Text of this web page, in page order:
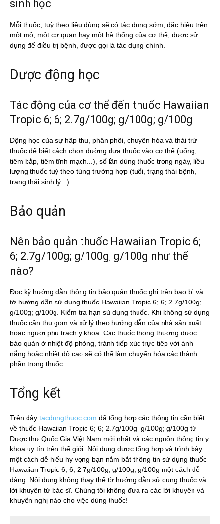
sinh học
Mỗi thuốc, tuỳ theo liều dùng sẽ có tác dụng sớm, đặc hiệu trên
một mô, một cơ quan hay một hệ thống của cơ thể, được sử
dụng để điều trị bệnh, được gọi là tác dụng chính.
Dược động học
Tác động của cơ thể đến thuốc Hawaiian
Tropic 6; 6; 2.7g/100g; g/100g; g/100g
Động học của sự hấp thu, phân phối, chuyển hóa và thải trừ
thuốc để biết cách chọn đường đưa thuốc vào cơ thể (uống,
tiêm bắp, tiêm tĩnh mạch...), số lần dùng thuốc trong ngày, liều
lượng thuốc tuỳ theo từng trường hợp (tuổi, trạng thái bệnh,
trạng thái sinh lý...)
Bảo quản
Nên bảo quản thuốc Hawaiian Tropic 6;
6; 2.7g/100g; g/100g; g/100g như thế
nào?
Đọc kỹ hướng dẫn thông tin bảo quản thuốc ghi trên bao bì và
tờ hướng dẫn sử dụng thuốc Hawaiian Tropic 6; 6; 2.7g/100g;
g/100g; g/100g. Kiểm tra hạn sử dụng thuốc. Khi không sử dụng
thuốc cần thu gom và xử lý theo hướng dẫn của nhà sản xuất
hoặc người phụ trách y khoa. Các thuốc thông thường được
bảo quản ở nhiệt độ phòng, tránh tiếp xúc trực tiêp với ánh
nắng hoặc nhiệt độ cao sẽ có thể làm chuyển hóa các thành
phần trong thuốc.
Tổng kết
Trên đây tacdungthuoc.com đã tổng hợp các thông tin cần biết
về thuốc Hawaiian Tropic 6; 6; 2.7g/100g; g/100g; g/100g từ
Dược thư Quốc Gia Việt Nam mới nhất và các nguồn thông tin y
khoa uy tín trên thế giới. Nội dung được tổng hợp và trình bày
một cách dễ hiểu hy vọng bạn nắm bắt thông tin sử dụng thuốc
Hawaiian Tropic 6; 6; 2.7g/100g; g/100g; g/100g một cách dễ
dàng. Nội dung không thay thế tờ hướng dẫn sử dụng thuốc và
lời khuyên từ bác sĩ. Chúng tôi không đưa ra các lời khuyên và
khuyến nghị nào cho việc dùng thuốc!